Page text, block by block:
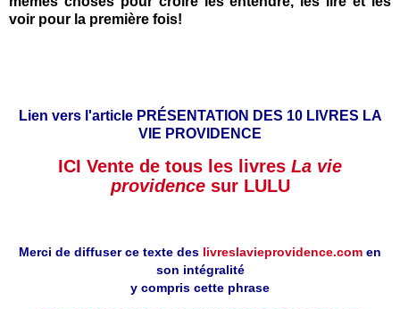
voir pour la première fois!
Lien vers l'article PRÉSENTATION DES 10 LIVRES LA
VIE PROVIDENCE
ICI Vente de tous les livres La vie
providencesur LULU
Merci de diffuser ce texte des livreslavieprovidence.com en
son intégralité
y compris cette phrase